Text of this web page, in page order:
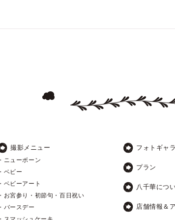
撮影メニュー
・ニューボーン
・ベビー
・ベビーアート
・お宮参り・初節句・百日祝い
・バースデー
フォトギャ
プラン
八千華につ
店舗情報＆